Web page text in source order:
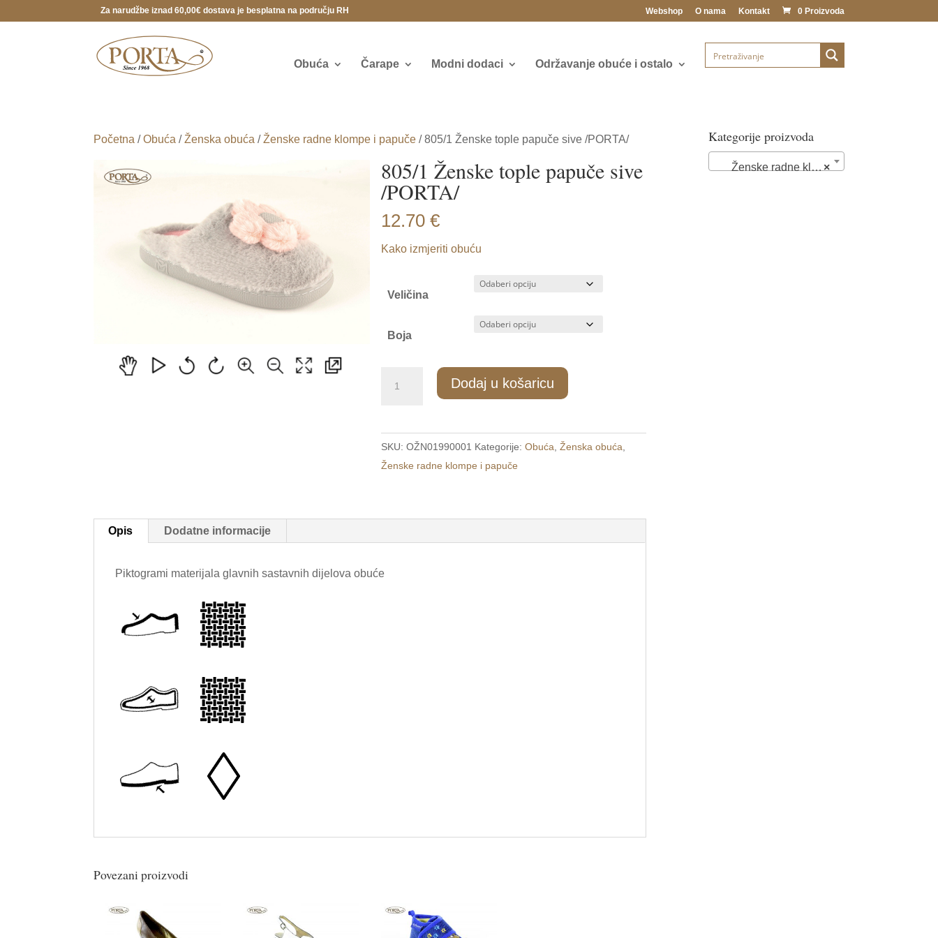
Za narudžbe iznad 60,00€ dostava je besplatna na području RH Webshop O nama Kontakt 0 Proizvoda
Obuća Čarape Modni dodaci Održavanje obuće i ostalo
Početna /Obuća /Ženska obuća /Ženske radne klompe i papuče / 805/1 Ženske tople papuče sive /PORTA/
805/1 Ženske tople papuče sive
/PORTA/
12.70€
Kako izmjeriti obuću
Veličina
Boja
papuče
sive
/PORTA/
Dodaj u košaricu
SKU:OŽN01990001 Kategorije:Obuća ,Ženska obuća
Ženske radne klompe i papuče
Opis Dodatne informacije
Piktogrami materijala glavnih sastavnih dijelova obuće
Povezani proizvodi
Kategorije proizvoda
×
Ženske radne klompe i papuče (89)